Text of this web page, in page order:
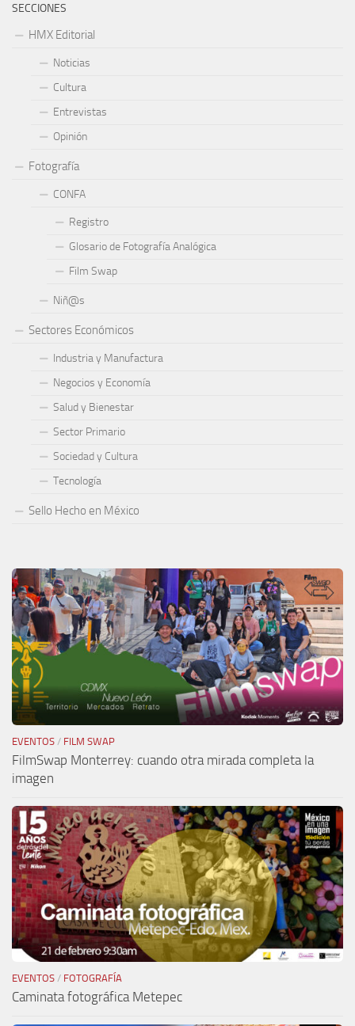
SECCIONES
HMX Editorial
Noticias
Cultura
Entrevistas
Opinión
Fotografía
CONFA
Registro
Glosario de Fotografía Analógica
Film Swap
Niñ@s
Sectores Económicos
Industria y Manufactura
Negocios y Economía
Salud y Bienestar
Sector Primario
Sociedad y Cultura
Tecnología
Sello Hecho en México
EVENTOS / FILM SWAP
FilmSwap Monterrey: cuando otra mirada completa la
imagen
EVENTOS / FOTOGRAFÍA
Caminata fotográfica Metepec